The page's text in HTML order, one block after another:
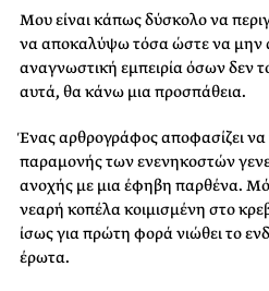
Μου είναι κάπως δύσκολο να
να αποκαλύψω τόσα ώστε να μην
αναγνωστική εμπειρία όσων δεν
αυτά, θα κάνω μια προσπάθεια.
Ένας αρθρογράφος αποφασίζει να
παραμονής των ενενηκοστών
ανοχής με μια έφηβη παρθένα.
νεαρή κοπέλα κοιμισμένη στο
ίσως για πρώτη φορά νιώθει το
έρωτα.